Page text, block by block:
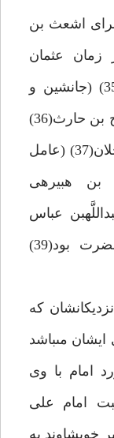
براى اشعث بن
در زمان عثمان
منصوب شده بود) و زيادبن ابيه(35) (جانشين و
قائم‏مقام عبداللَّه بن عباس) و شريح بن حارث(36)
(قاضى شهر كوفه) و قدامة بن عجلان(37) (عامل
هبيره‏ى
عبداللَّه‏بن عباس
كه از نزديكان و خويشاوندان حضرت بود(39)
كه
مى‏باشد
امام با وى
امام على
خويشاوند به